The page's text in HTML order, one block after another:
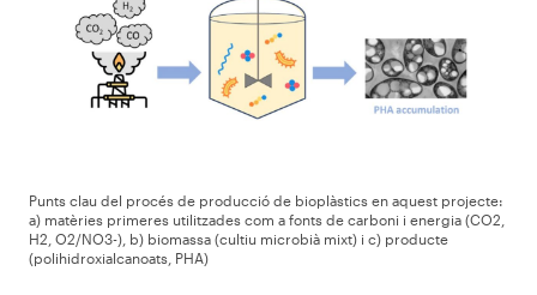
Punts clau del procés de producció de bioplàstics en aquest projecte:
a) matèries primeres utilitzades com a fonts de carboni i energia (CO2,
H2, O2/NO3-), b) biomassa (cultiu microbià mixt) i c) producte
(polihidroxialcanoats, PHA)